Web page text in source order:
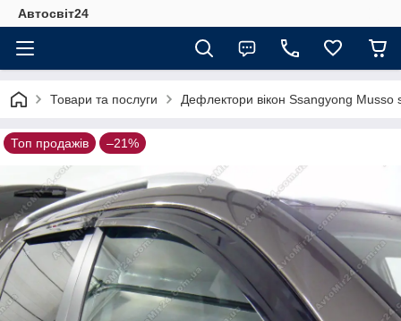
Автосвіт24
Товари та послуги Дефлектори вікон Ssangyong
Топ продажів –21%